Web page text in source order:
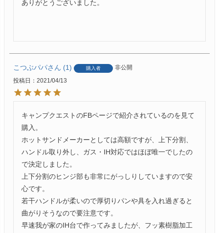
ありがとうございました。
こつぶパパ 1 購入者
非公開
投稿日
2021/04/13
キャンプクエストのFBページで紹介されているのを見て
購入。
ホットサンドメーカーとしては高額ですが、上下分割、
ハンドル取り外し、ガス・IH対応ではほぼ唯一でしたの
で決定しました。
上下分割のヒンジ部も非常にがっしりしていますので安
心です。
若干ハンドルが柔いので厚切りパンや具を入れ過ぎると
曲がりそうなので要注意です。
早速我が家のIH台で作ってみましたが、フッ素樹脂加工